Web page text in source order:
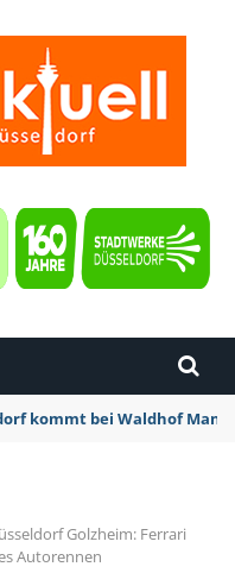
kommt bei Waldhof
Golzheim: Ferrari
Autorennen